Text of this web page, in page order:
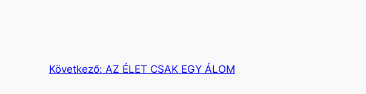
Következő: AZ ÉLET CSAK EGY ÁLOM